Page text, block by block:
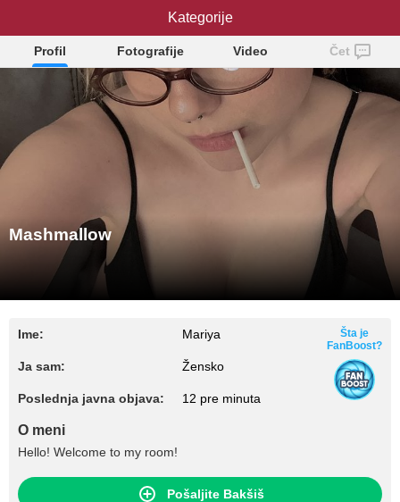
Mashmallow
Profil Fotografije Video Čet
Mashmallow
Ime: Mariya
Ja sam: Žensko
Poslednja javna objava: 12 pre minuta
Šta je
FanBoost?
O meni
Hello! Welcome to my room!
Pošaljite Bakšiš
Kategorije